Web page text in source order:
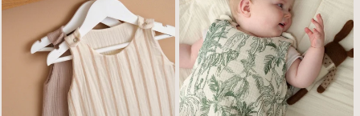
L
A
R
P
R
R
P
R
I
C
E